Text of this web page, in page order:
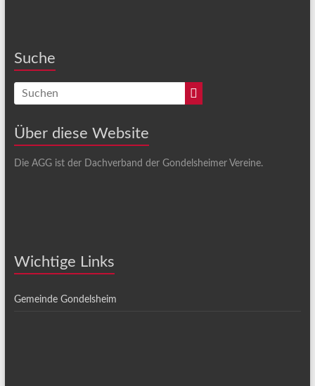
Suche
Über diese Website
Die AGG ist der Dachverband der Gondelsheimer Vereine.
Wichtige Links
Gemeinde Gondelsheim